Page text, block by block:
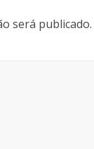
será publicado.